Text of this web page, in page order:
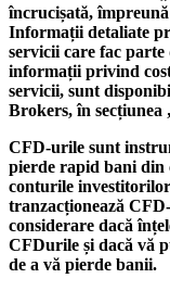
încrucișată,
Informații detaliate
servicii care fac
informații privind
servicii, sunt
Brokers, în secțiunea
CFD-urile sunt
pierde rapid bani din
conturile
tranzacționează
considerare dacă
CFDurile și dacă vă
de a vă pierde banii.